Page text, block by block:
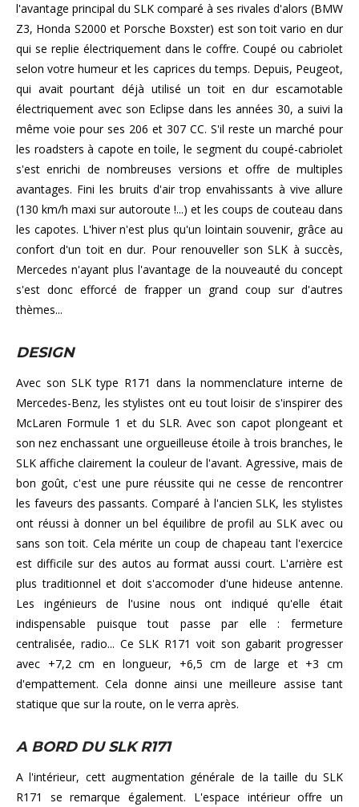
l'avantage principal du SLK comparé à ses rivales d'alors (BMW
Z3, Honda S2000 et Porsche Boxster) est son toit vario en dur
qui se replie électriquement dans le coffre. Coupé ou cabriolet
selon votre humeur et les caprices du temps. Depuis, Peugeot,
qui avait pourtant déjà utilisé un toit en dur escamotable
électriquement avec son Eclipse dans les années 30, a suivi la
même voie pour ses 206 et 307 CC. S'il reste un marché pour
les roadsters à capote en toile, le segment du coupé-cabriolet
s'est enrichi de nombreuses versions et offre de multiples
avantages. Fini les bruits d'air trop envahissants à vive allure
(130 km/h maxi sur autoroute !...) et les coups de couteau dans
les capotes. L'hiver n'est plus qu'un lointain souvenir, grâce au
confort d'un toit en dur. Pour renouveller son SLK à succès,
Mercedes n'ayant plus l'avantage de la nouveauté du concept
s'est donc efforcé de frapper un grand coup sur d'autres
thèmes...
DESIGN
Avec son SLK type R171 dans la nommenclature interne de
Mercedes-Benz, les stylistes ont eu tout loisir de s'inspirer des
McLaren Formule 1 et du SLR. Avec son capot plongeant et
son nez enchassant une orgueilleuse étoile à trois branches, le
SLK affiche clairement la couleur de l'avant. Agressive, mais de
bon goût, c'est une pure réussite qui ne cesse de rencontrer
les faveurs des passants. Comparé à l'ancien SLK, les stylistes
ont réussi à donner un bel équilibre de profil au SLK avec ou
sans son toit. Cela mérite un coup de chapeau tant l'exercice
est difficile sur des autos au format aussi court. L'arrière est
plus traditionnel et doit s'accomoder d'une hideuse antenne.
Les ingénieurs de l'usine nous ont indiqué qu'elle était
indispensable puisque tout passe par elle : fermeture
centralisée, radio... Ce SLK R171 voit son gabarit progresser
avec +7,2 cm en longueur, +6,5 cm de large et +3 cm
d'empattement. Cela donne ainsi une meilleure assise tant
statique que sur la route, on le verra après.
A BORD DU SLK R171
A l'intérieur, cett augmentation générale de la taille du SLK
R171 se remarque également. L'espace intérieur offre un